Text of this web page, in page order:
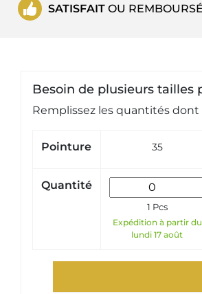
SATISFAITOU REMBOURSÉ
Besoin de plusieurs tailles
Remplissez les quantités
Pointure 35
Quantité
1 Pcs
Expédition à partir du
lundi 17 août